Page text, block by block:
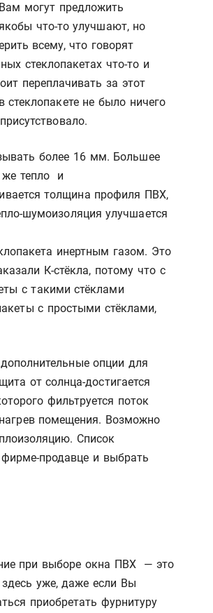
могут предложить
что-то улучшают, но
всему, что говорят
стеклопакетах что-то и
переплачивать за этот
не было ничего
более 16 мм. Большее
же тепло и
толщина профиля ПВХ,
шумоизоляция улучшается
инертным газом. Это
К-стёкла, потому что с
с такими стёклами
с простыми стёклами,
опции для
от солнца-достигается
фильтруется поток
помещения. Возможно
Список
продавце и выбрать
при выборе окна ПВХ — это
уже, даже если Вы
приобретать фурнитуру